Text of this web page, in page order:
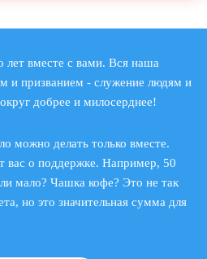
вместе с вами. Вся наша
и призванием - служение людям и
добрее и милосерднее!
можно делать только вместе.
вас о поддержке. Например, 50
мало? Чашка кофе? Это не так
но это значительная сумма для